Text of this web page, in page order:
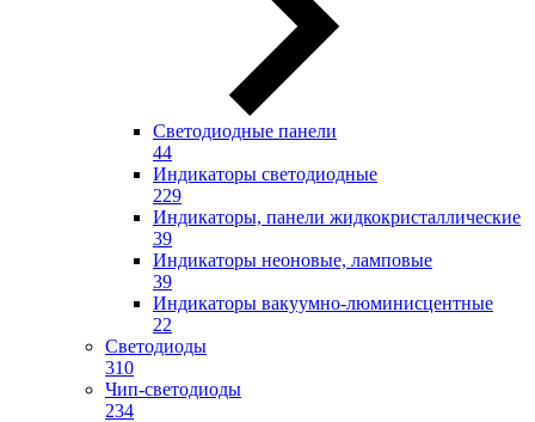
Светодиодные панели
44
Индикаторы светодиодные
229
Индикаторы, панели жидкокристаллические
39
Индикаторы неоновые, ламповые
39
Индикаторы вакуумно-люминисцентные
22
Светодиоды
310
Чип-светодиоды
234